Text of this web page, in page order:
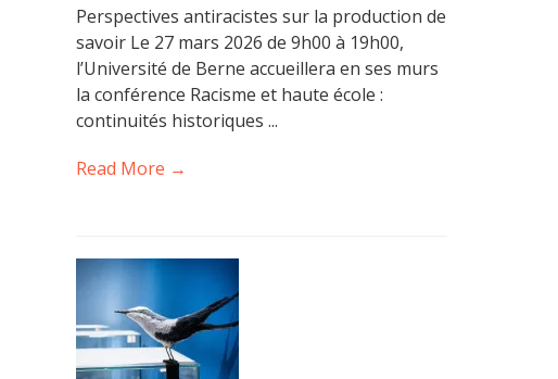
Perspectives antiracistes sur la production de
savoir Le 27 mars 2026 de 9h00 à 19h00,
l’Université de Berne accueillera en ses murs
la conférence Racisme et haute école :
continuités historiques ...
Read More →